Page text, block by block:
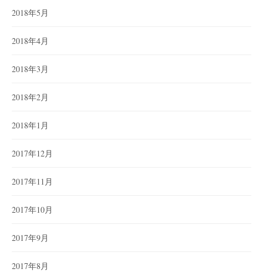
2018年5月
2018年4月
2018年3月
2018年2月
2018年1月
2017年12月
2017年11月
2017年10月
2017年9月
2017年8月